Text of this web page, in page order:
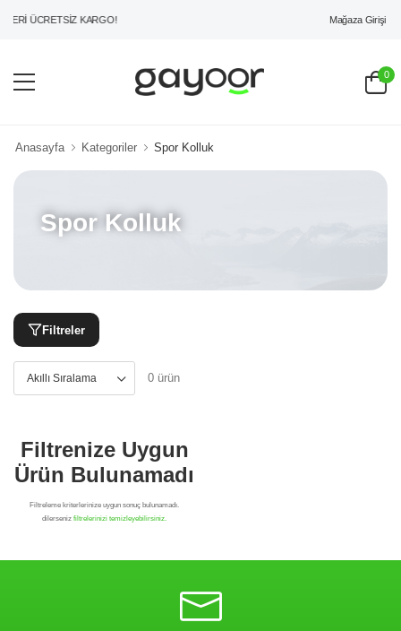
ÜCRETSİZ KARGO! Mağaza Girişi
0
Anasayfa Kategoriler Spor Kolluk
Spor Kolluk
Filtreler
0 ürün